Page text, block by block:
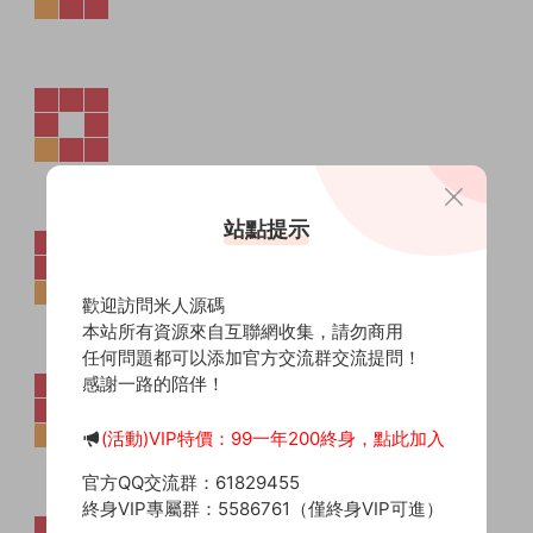
站點提示
歡迎訪問米人源碼
本站所有資源來自互聯網收集，請勿商用
任何問題都可以添加官方交流群交流提問！
感謝一路的陪伴！
(活動)VIP特價：99一年200終身，點此加入
官方QQ交流群：61829455
終身VIP專屬群：5586761（僅終身VIP可進）